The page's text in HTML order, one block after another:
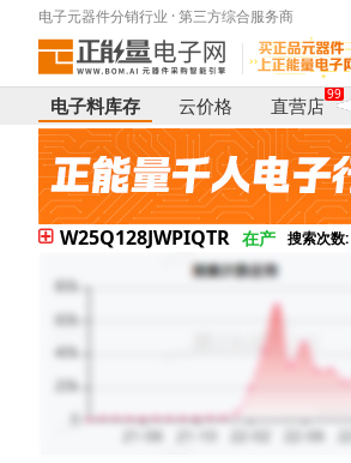
电子元器件分销行业 · 第三方综合服务商
电子料库存 云价格 直营店
99
W25Q128JWPIQTR 在产 搜索次数: